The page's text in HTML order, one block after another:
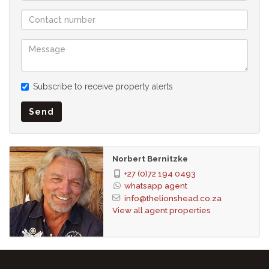
Bäumen gesäumten Straßen, viktorianischen Cottages und
großen Familienhäusern, die alle um den Tafelberg gewickelt
Käufer und Verkäufer in den südlichen Vororten von
Kapstadt.
STBB, bekannt dafür, dass sie den Maßstab als
Anwaltskanzlei für Immobilientransaktionen für
Einzelhandels- und Entwicklungsimmobilien gesetzt hat,
wurde neben Ooba, dem Partner für die Vergabe von
Hypotheken, als Conveyancing-Anwälte ernannt.
Lage & Lebensstil
Alphen Glen liegt im Herzen der südlichen Vororte von
Subscribe to receive property alerts
Send
Norbert Bernitzke
+27 (0)72 194 0493
whatsapp agent
info@thelionshead.co.za
View all agent properties